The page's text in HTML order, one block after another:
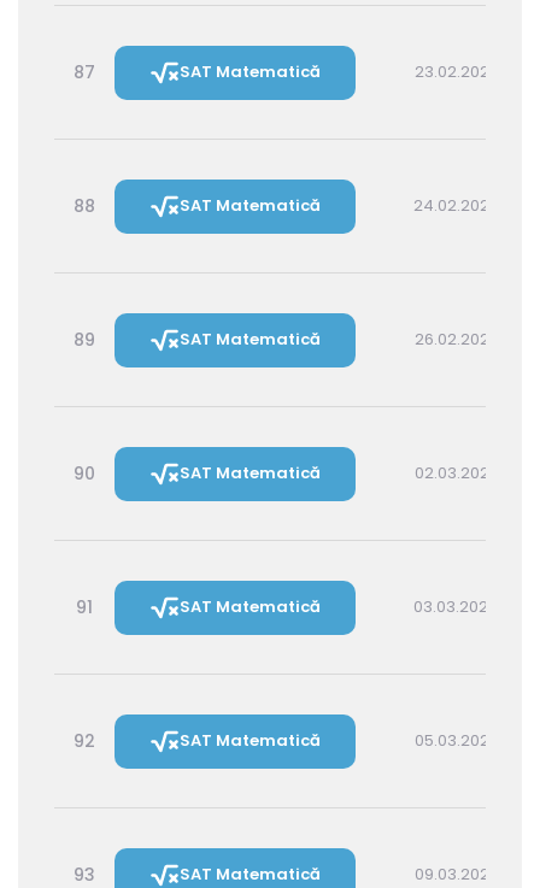
87 SAT Matematică 23.02.2027 16:00
88 SAT Matematică 24.02.2027 14:30
89 SAT Matematică 26.02.2027 16:00
90 SAT Matematică 02.03.2027 16:00
91 SAT Matematică 03.03.2027 14:30
92 SAT Matematică 05.03.2027 16:00
93 SAT Matematică 09.03.2027 16:00